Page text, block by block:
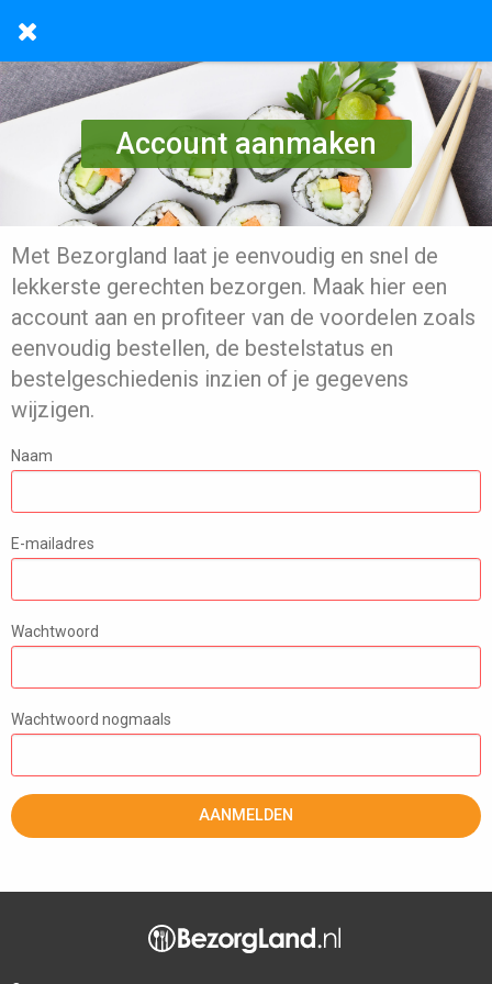
Account aanmaken
Met Bezorgland laat je eenvoudig en snel de
lekkerste gerechten bezorgen. Maak hier een
account aan en profiteer van de voordelen zoals
eenvoudig bestellen, de bestelstatus en
bestelgeschiedenis inzien of je gegevens
wijzigen.
Naam
E-mailadres
Wachtwoord
Wachtwoord nogmaals
AANMELDEN